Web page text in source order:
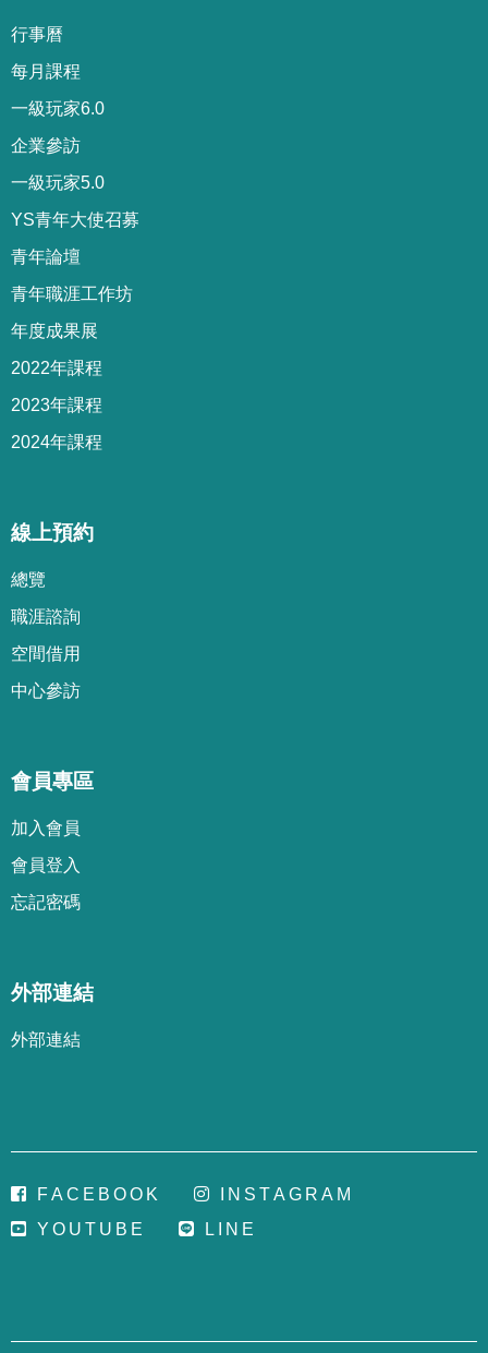
行事曆
每月課程
一級玩家6.0
企業參訪
一級玩家5.0
YS青年大使召募
青年論壇
青年職涯工作坊
年度成果展
2022年課程
2023年課程
2024年課程
線上預約
總覽
職涯諮詢
空間借用
中心參訪
會員專區
加 入會 員
會 員登 入
忘記密碼
外部連結
外部連結
FA C E B OO K N S TA G R A M
Y O U T U B E L N E